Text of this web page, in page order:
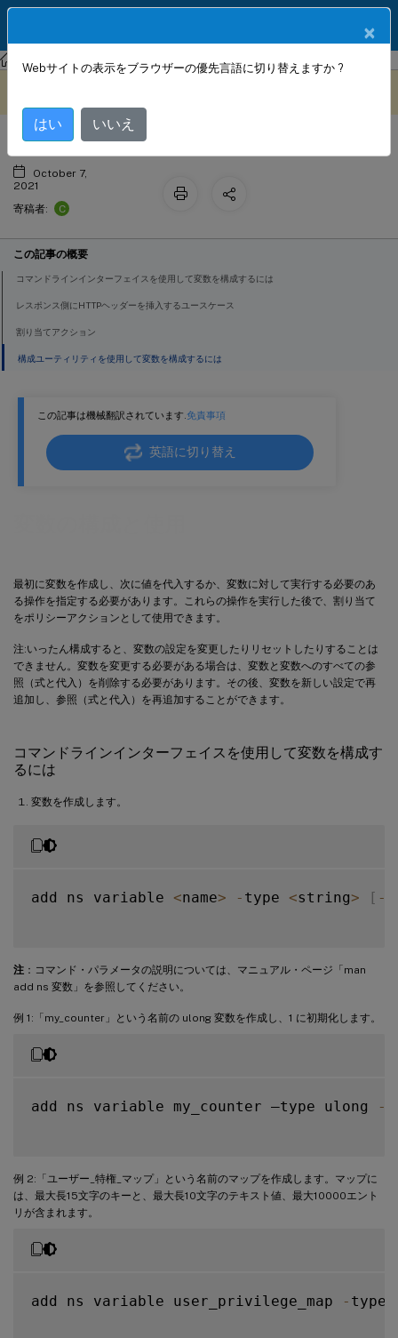
NetScaler NetScaler ADC 13.0 AppExpert
この記事は機械翻訳されています.免責事項
英語に切り替え
最初に変数を作成し、次に値を代入するか、変数に対して実行する必要のあ
る操作を指定する必要があります。これらの操作を実行した後で、割り当て
をポリシーアクションとして使用できます。
注:いったん構成すると、変数の設定を変更したりリセットしたりすることは
できません。変数を変更する必要がある場合は、変数と変数へのすべての参
照（式と代入）を削除する必要があります。その後、変数を新しい設定で再
追加し、参照（式と代入）を再追加することができます。
コマンドラインインターフェイスを使用して変数を構成す
るには
変数を作成します。
add ns variable <name> - type <string> [ -
注 ：コマンド・パラメータの説明については、マニュアル・ページ「man
add ns 変数」を参照してください。
例 1:「my_counter」という名前の ulong 変数を作成し、1 に初期化します。
add ns variable my_counter –type ulong -
例 2:「ユーザー_特権_マップ」という名前のマップを作成します。マップに
は、最大長15文字のキーと、最大長10文字のテキスト値、最大10000エント
リが含まれます。
add ns variable user_privilege_map - type
変数の構成と使用
October 7,
2021
寄稿者:
C
この記事の概要
コマンドラインインターフェイスを使用して変数を構成するには
レスポンス側にHTTPヘッダーを挿入するユースケース
割り当てアクション
構成ユーティリティを使用して変数を構成するには
×
Webサイトの表示をブラウザーの優先言語に切り替えますか ?
はい いいえ